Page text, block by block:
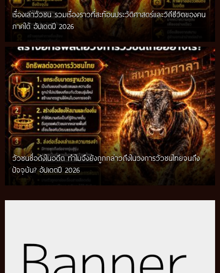
เรื่องเล่าวัวชน รวมเรื่องราวที่สะท้อนประวัติศาสตร์และวิถีชีวิตของคน
ภาคใต้ อัปเดตปี 2026
วัวชนชื่อดังในอดีต ทำไมจึงยังถูกกล่าวถึงในวงการวัวชนไทยจนถึง
ปัจจุบัน? อัปเดตปี 2026
กติกาวัวชนสมัยก่อน วิถีการแข่งขันดั้งเดิมที่สืบทอดผ่านภูมิปัญญา
ท้องถิ่น อัปเดตปี 2026